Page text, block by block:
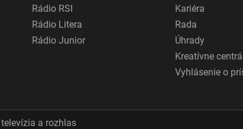
Rádio RSI
Rádio Litera
Rádio Junior
Kariéra
Rada
Úhrady
Kreatívne centrá
Vyhlásenie o
a rozhlas